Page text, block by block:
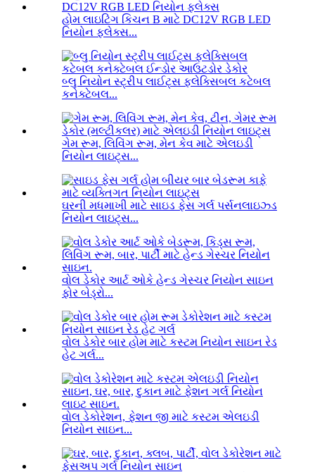
હોમ લાઇટિંગ કિચન B માટે DC12V RGB LED
નિયોન ફ્લેક્સ...
બ્લુ નિયોન સ્ટ્રીપ લાઈટ્સ ફ્લેક્સિબલ કટેબલ
કનેક્ટેબલ...
ગેમ રૂમ, લિવિંગ રૂમ, મેન કેવ માટે એલઇડી
નિયોન લાઇટ્સ...
ઘરની મધમાખી માટે સાઇડ ફેસ ગર્લ પર્સનલાઇઝ્ડ
નિયોન લાઇટ્સ...
વોલ ડેકોર આર્ટ ઓકે હેન્ડ ગેસ્ચર નિયોન સાઇન
ફોર બેડ્રો...
વોલ ડેકોર બાર હોમ માટે કસ્ટમ નિયોન સાઇન રેડ
હેટ ગર્લ...
વોલ ડેકોરેશન, ફેશન જી માટે કસ્ટમ એલઇડી
નિયોન સાઇન...